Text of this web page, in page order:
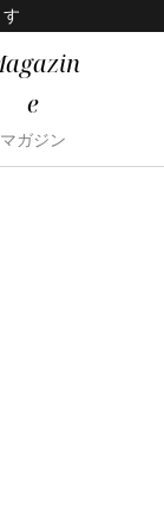
e
マガジン